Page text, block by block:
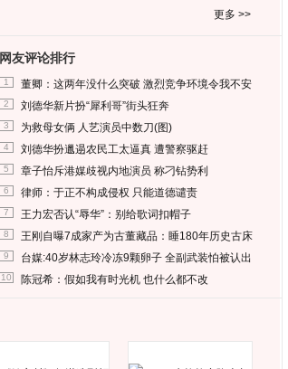
更多 >>
网友评论排行
1 董卿：这两年没什么突破 激烈竞争环境令我不安
2 刘德华新片扮“犀利哥”街头狂奔
3 为救母女俩 人艺演员中数刀(图)
4 刘德华扮邋遢农民工太逼真 遭警察驱赶
5 章子怡斥港媒歧视内地演员 称刁钻势利
6 律师：于正不构成侵权 只能道德谴责
7 王力宏否认“辱华”：别给歌词扣帽子
8 王刚自曝7成家产为古董藏品：睡180年历史古床
9 台媒:40岁林志玲冷冻9颗卵子 全副武装怕被认出
10 陈冠希：假如我有时光机 也什么都不改